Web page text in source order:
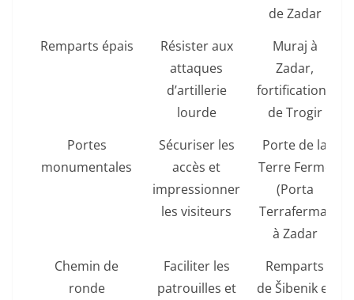
de Zadar
Remparts épais
Résister aux
attaques
d’artillerie
lourde
Muraj à
Zadar,
fortifications
de Trogir
Portes
monumentales
Sécuriser les
accès et
impressionner
les visiteurs
Porte de la
Terre Ferme
(Porta
Terraferma)
à Zadar
Chemin de
ronde
Faciliter les
patrouilles et
Remparts
de Šibenik et